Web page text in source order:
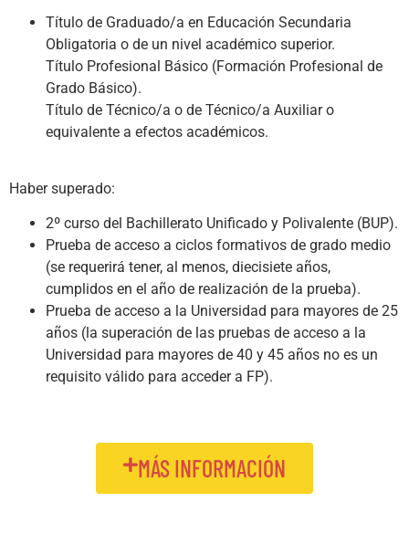
Título de Graduado/a en Educación Secundaria
Obligatoria o de un nivel académico superior.
Título Profesional Básico (Formación Profesional de
Grado Básico).
Título de Técnico/a o de Técnico/a Auxiliar o
equivalente a efectos académicos.
Haber superado:
2º curso del Bachillerato Unificado y Polivalente (BUP).
Prueba de acceso a ciclos formativos de grado medio
(se requerirá tener, al menos, diecisiete años,
cumplidos en el año de realización de la prueba).
Prueba de acceso a la Universidad para mayores de 25
años (la superación de las pruebas de acceso a la
Universidad para mayores de 40 y 45 años no es un
requisito válido para acceder a FP).
MÁS INFORMACIÓN